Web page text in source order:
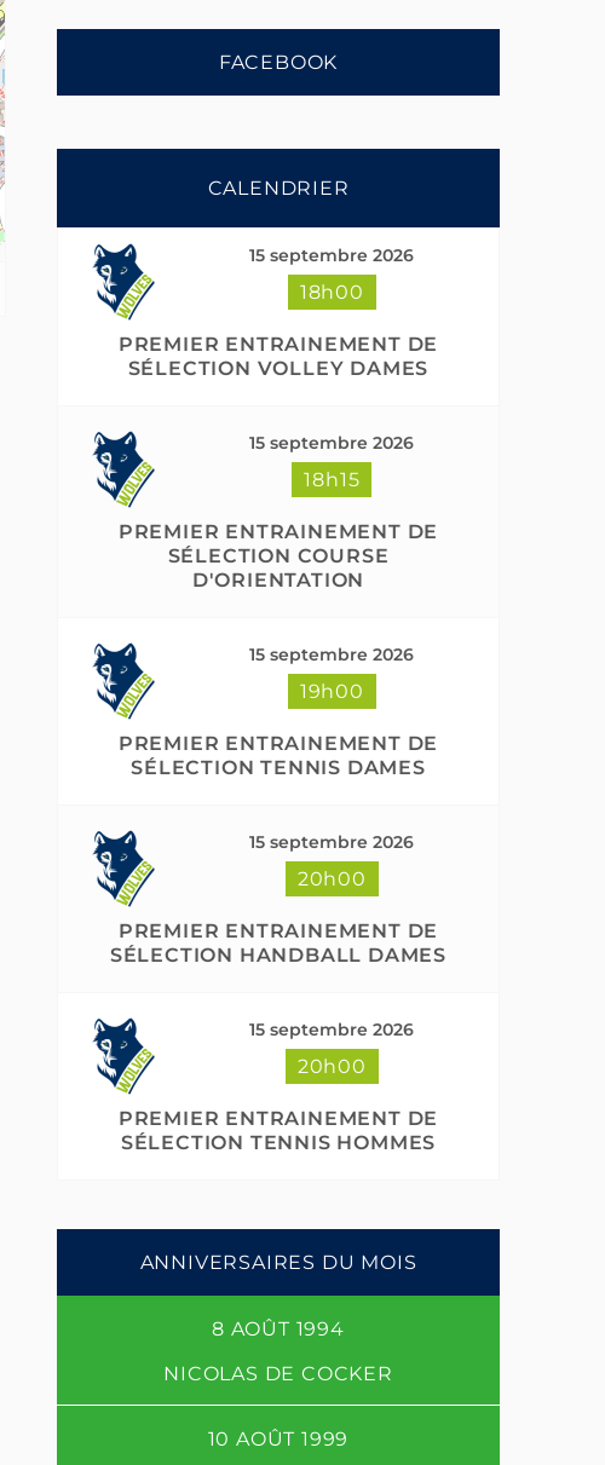
FACEBOOK
CALENDRIER
15 septembre 2026
18h00
PREMIER ENTRAINEMENT DE
SÉLECTION VOLLEY DAMES
15 septembre 2026
18h15
PREMIER ENTRAINEMENT DE
SÉLECTION COURSE
D'ORIENTATION
15 septembre 2026
19h00
PREMIER ENTRAINEMENT DE
SÉLECTION TENNIS DAMES
15 septembre 2026
20h00
PREMIER ENTRAINEMENT DE
SÉLECTION HANDBALL DAMES
15 septembre 2026
20h00
PREMIER ENTRAINEMENT DE
SÉLECTION TENNIS HOMMES
ANNIVERSAIRES DU MOIS
8 AOÛT 1994
NICOLAS DE COCKER
10 AOÛT 1999